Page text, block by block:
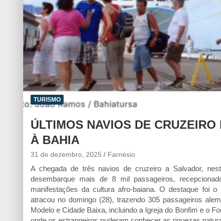
TURISMO
ÚLTIMOS NAVIOS DE
À BAHIA
31 de dezembro, 2025 Farnésio
A chegada de três navios de cruzeiro a Salvador,
desembarque mais de 8 mil passageiros,
manifestações da cultura afro-baiana. O destaque foi
atracou no domingo (28), trazendo 305 passageiros
Modelo e Cidade Baixa, incluindo a Igreja do Bonfim e o